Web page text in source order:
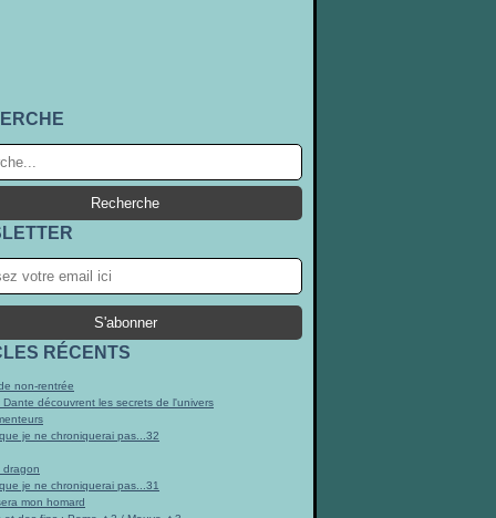
RÉCENTS
non-rentrée
Dante découvrent les secrets de l'univers
je ne chroniquerai pas...32
dragon
je ne chroniquerai pas...31
mon homard